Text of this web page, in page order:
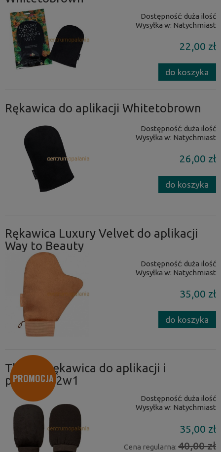
Dostępność: duża ilość
Wysyłka w: Natychmiast
22,00 zł
do koszyka
Rękawica do aplikacji Whitetobrown
Dostępność: duża ilość
Wysyłka w: Natychmiast
26,00 zł
do koszyka
Rękawica Luxury Velvet do aplikacji
Way to Beauty
Dostępność: duża ilość
Wysyłka w: Natychmiast
35,00 zł
do koszyka
That'so rękawica do aplikacji i
peelingu 2w1
Dostępność: duża ilość
Wysyłka w: Natychmiast
35,00 zł
Cena regularna: 40,00 zł
PROMOCJA